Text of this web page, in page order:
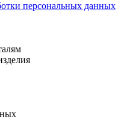
персональных данных